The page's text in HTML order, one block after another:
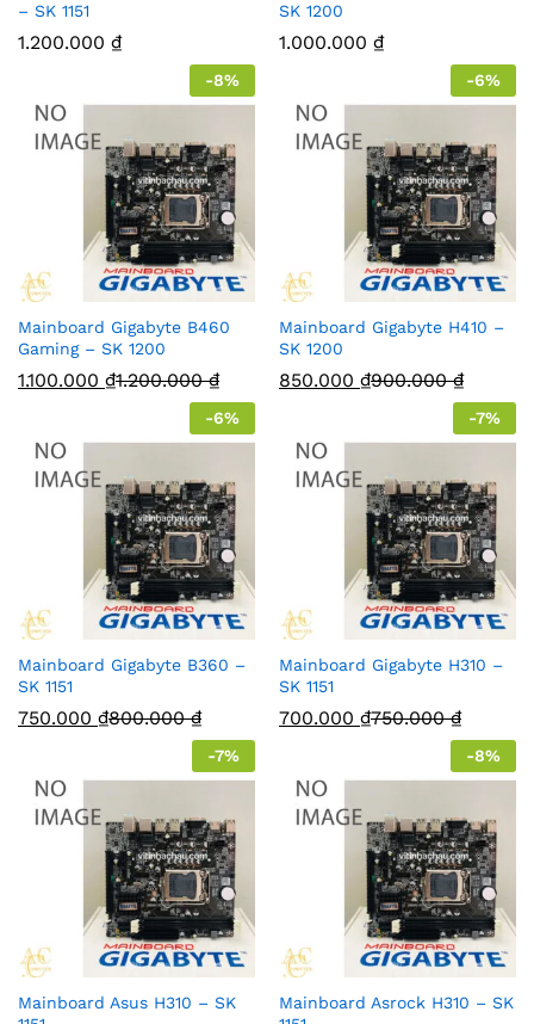
– SK 1151
1.200.000 ₫
SK 1200
1.000.000 ₫
-8%
Mainboard Gigabyte B460
Gaming – SK 1200
1.100.000 ₫1.200.000₫
-6%
Mainboard Gigabyte H410 –
SK 1200
850.000 ₫900.000₫
-6%
Mainboard Gigabyte B360 –
SK 1151
750.000 ₫800.000₫
-7%
Mainboard Gigabyte H310 –
SK 1151
700.000 ₫750.000₫
-7%
Mainboard Asus H310 – SK
-8%
Mainboard Asrock H310 – SK